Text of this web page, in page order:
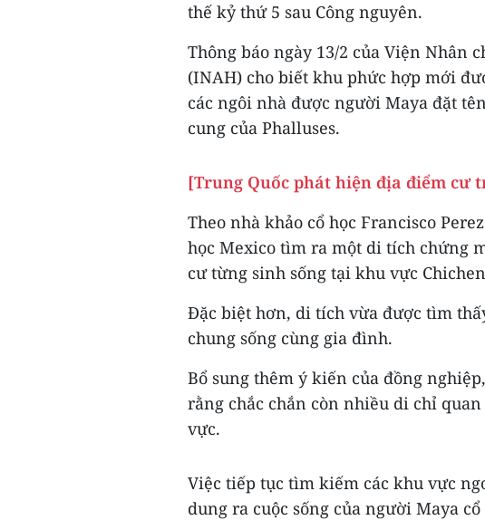
thế kỷ thứ 5 sau Công nguyên.
Thông báo ngày 13/2 của Viện Nhân
(INAH) cho biết khu phức hợp mới
các ngôi nhà được người Maya đặt
cung của Phalluses.
[Trung Quốc phát hiện địa điểm cư
Theo nhà khảo cổ học Francisco
học Mexico tìm ra một di tích chứng
cư từng sinh sống tại khu vực
Đặc biệt hơn, di tích vừa được tìm
chung sống cùng gia đình.
Bổ sung thêm ý kiến của đồng
rằng chắc chắn còn nhiều di chỉ
vực.
Việc tiếp tục tìm kiếm các khu vực
dung ra cuộc sống của người Maya